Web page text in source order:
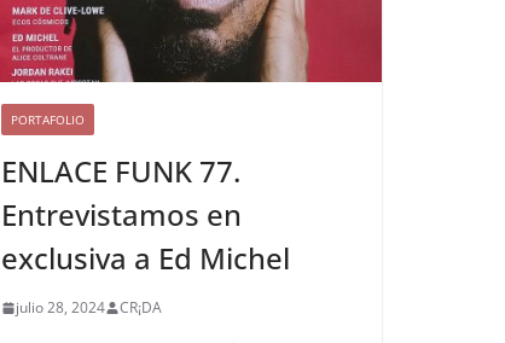
PORTAFOLIO
ENLACE FUNK 77.
Entrevistamos en
exclusiva a Ed Michel
julio 28, 2024 CR¡DA